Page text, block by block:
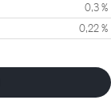
0,3 %
0,22 %